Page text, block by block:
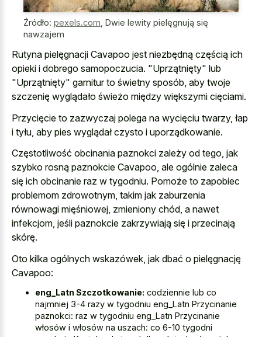
Źródło: pexels.com Dwie lewity pielęgnują się
nawzajem
Rutyna pielęgnacji Cavapoo jest niezbędną częścią ich
opieki i dobrego samopoczucia. "Uprzątnięty" lub
"Uprzątnięty" garnitur to świetny sposób, aby twoje
szczenię wyglądało świeżo między większymi cięciami.
Przycięcie to zazwyczaj polega na wycięciu twarzy, łap
i tyłu, aby pies wyglądał czysto i uporządkowanie.
Częstotliwość obcinania paznokci zależy od tego, jak
szybko rosną paznokcie Cavapoo, ale ogólnie zaleca
się ich obcinanie raz w tygodniu. Pomoże to zapobiec
problemom zdrowotnym, takim jak zaburzenia
równowagi mięśniowej, zmieniony chód, a nawet
infekcjom, jeśli paznokcie zakrzywiają się i przecinają
skórę.
Oto kilka ogólnych wskazówek, jak dbać o pielęgnację
Cavapoo:
eng_Latn Szczotkowanie: codziennie lub co
najmniej 3-4 razy w tygodniu eng_Latn Przycinanie
paznokci: raz w tygodniu eng_Latn Przycinanie
włosów i włosów na uszach: co 6-10 tygodni